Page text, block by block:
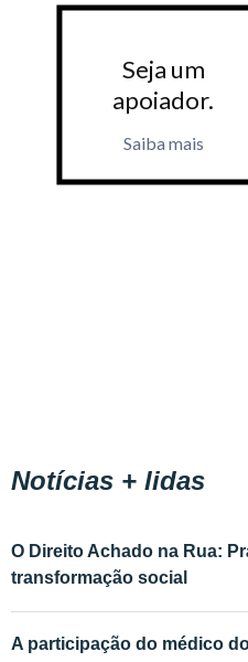
Seja um
apoiador.
Saiba mais
Notícias + lidas
O Direito Achado na Rua:
transformação social
A participação do médico